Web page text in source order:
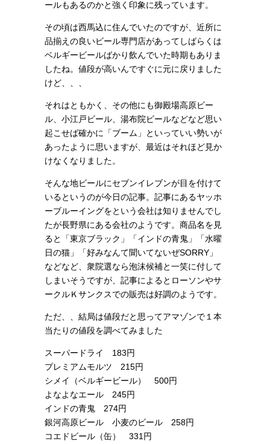
ールもあるのかと強く印象に残っています。
その頃は西馬込に住んでいたのですが、近所に
品揃えの良いビール専門店があってしばらくは
ベルギービールばかり飲んでいた時期もありま
したね。値段が高いんですぐに元に戻りました
けど、、、
それはともかく、その他にも御殿場高原ビー
ル、小江戸ビール、湯布院ビールなどなど思い
起こせば確かに「ブーム」といっていい勢いが
あったように思いますが、最近はそれほど見か
けなくなりました。
そんな地ビールにセブンイレブンが目を付けて
いるというのが今日の記事。記事にあるヤッホ
ーブルーイングをという会社は知りませんでし
たが長野県にある会社のようです。商品名を見
ると「東京ブラック」「インドの青鬼」「水曜
日の猫」「好みなんて聞いてないぜSORRY」
などなど、衆院選なら泡沫候補と一笑に付して
しまいそうですが、記事によるとローソンやサ
ークルＫサンクスでの販売は好調のようです。
ただ、、結局は値段だと思ってアマゾンで１本
当たりの値段を調べてみました
スーパードライ 183円
プレミアムモルツ 215円
シメイ（ベルギービール） 500円
よなよなエール 245円
インドの青鬼 274円
銀河高原ビール 小麦のビール 258円
コエドビール（缶） 331円